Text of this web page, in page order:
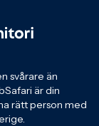
svårare än
är din
rätt person med